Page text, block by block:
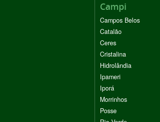
Campi
Campos Belos
Catalão
Ceres
Cristalina
Hidrolândia
Ipameri
Iporá
Morrinhos
Posse